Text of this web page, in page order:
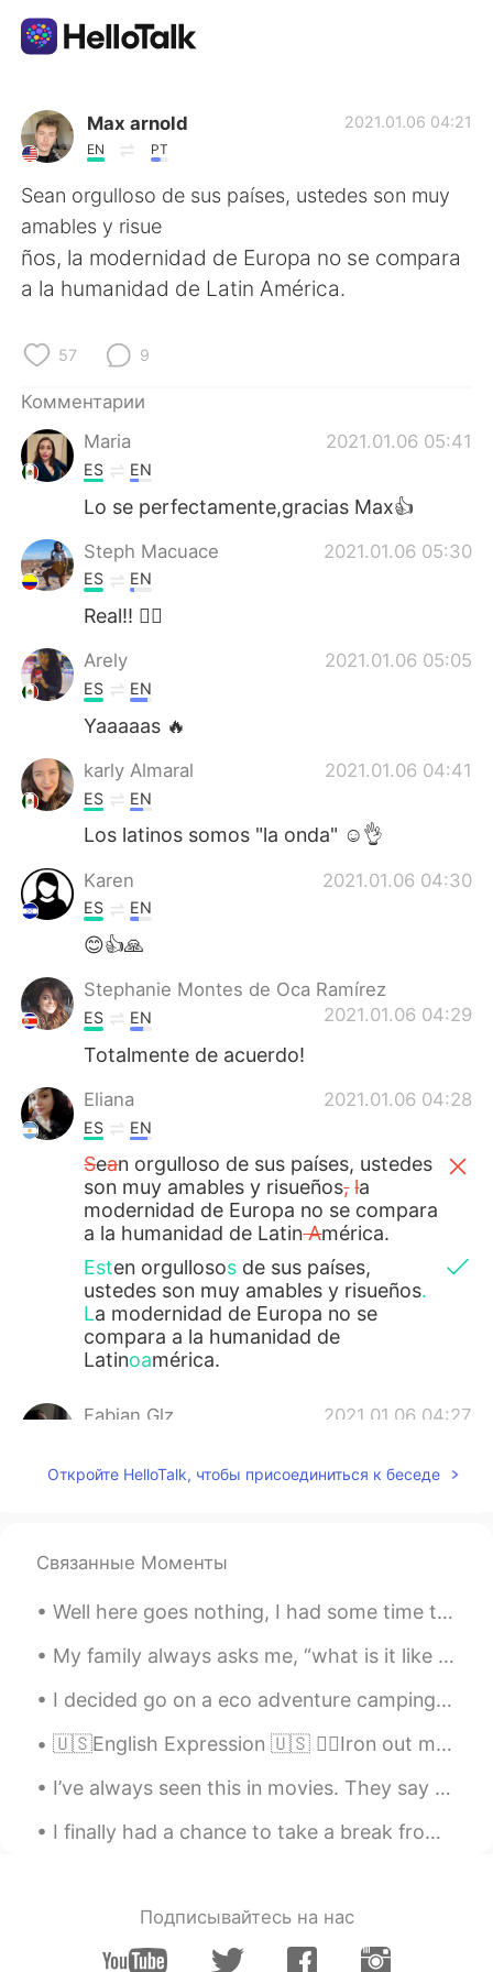
Приложение для Языкового Обмена
AI Grammar Checker
Русский
العربية
Deutsch 日本語
한국어 ไทย
Indonesia
Türkçe
Português
Max arnold
EN PT
2021.01.06 04:21
Sean orgulloso de sus países, ustedes son muy
amables y risue
ños, la modernidad de Europa no se compara
a la humanidad de Latin América.
57 9
Комментарии
Maria
2021.01.06 05:41
ES EN
Lo se perfectamente,gracias Max👍
Steph Macuace 2021.01.06 05:30
ES EN
Real!! 👌🏽
Arely 2021.01.06 05:05
ES EN
Yaaaaas 🔥
karly Almaral 2021.01.06 04:41
ES EN
Los latinos somos "la onda" ☺️👌
Karen 2021.01.06 04:30
ES EN
😊👍🙏
Stephanie Montes de Oca Ramírez
2021.01.06 04:29
ES EN
Totalmente de acuerdo!
Eliana 2021.01.06 04:28
ES EN
Sean orgulloso de sus países, ustedes
son muy amables y risueños, la
modernidad de Europa no se compara
a la humanidad de LatinAmérica.
Esten orgullosos de sus países,
ustedes son muy amables y risueños.
La modernidad de Europa no se
compara a la humanidad de
Latinoamérica.
Fabian Glz 2021.01.06 04:27
Hola, te amo
EN
Откройте HelloTalk, чтобы присоединиться к беседе
Связанные Моменты
Well here goes nothing, I had some time this evening and decided to write and improve, next stop ...
My family always asks me, “what is it like learning another language?” And I tell them to be pre...
I decided go on a eco adventure camping trip. My car is electric powered hybrid. I was suppose ...
🇺🇸English Expression 🇺🇸 👷‍♂️Iron out means to work out or solve the details of a problem ...
I’ve always seen this in movies. They say this is the Santorini in Korea. The view was kill! Comi...
I finally had a chance to take a break from work. Stress is making my life harder than it should ...
Подписывайтесь на нас